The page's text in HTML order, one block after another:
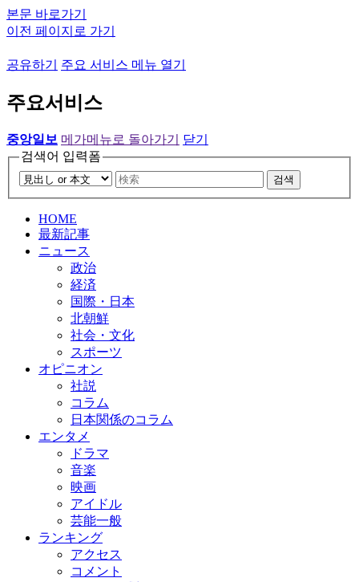
본문 바로가기
이전 페이지로 가기
공유하기 주요 서비스 메뉴 열기
주요서비스
중앙일보 메가메뉴로 돌아가기
닫기
검색어 입력폼
검색
HOME
最新記事
ニュース
政治
経済
国際・日本
北朝鮮
社会・文化
スポーツ
オピニオン
社説
コラム
日本関係のコラム
エンタメ
ドラマ
音楽
映画
アイドル
芸能一般
ランキング
アクセス
コメント